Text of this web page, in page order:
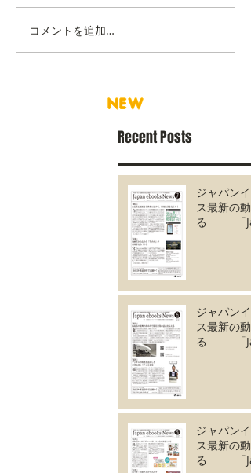
コメントを追加…
NEW
Recent Posts
ジャパンイ
ス最新の動
る 「Japan
ジャパンイ
ス最新の動
る 「Japan
ジャパンイ
ス最新の動
る 「Japan